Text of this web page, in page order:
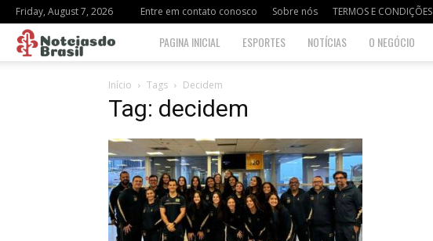
Friday, August 7, 2026 Entre em contato conosco Sobre nós TERMOS E CONDIÇÕES
Notciasdo
Brasil
PAGINA INICIAL ESPORTES NOTÍCIAS O NEGÓCIO
Início Tags Decidem
Tag: decidem